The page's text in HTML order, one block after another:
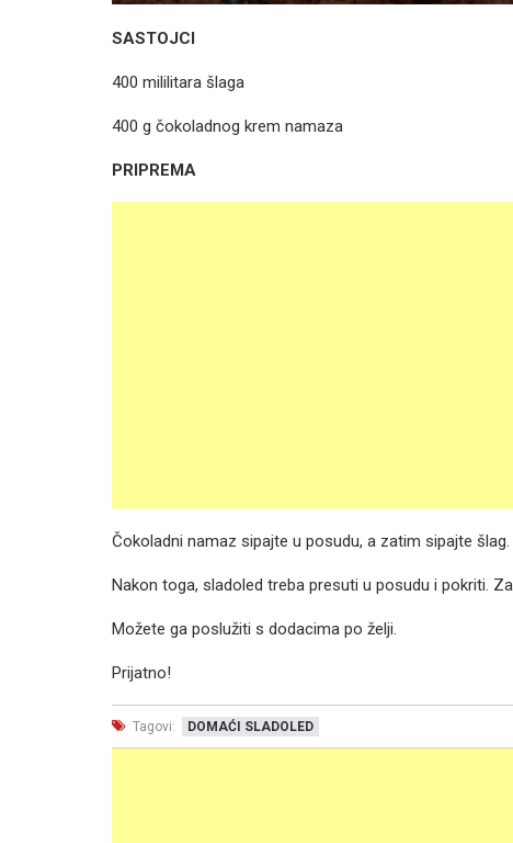
SASTOJCI
400 mililitara šlaga
400 g čokoladnog krem namaza
PRIPREMA
Čokoladni namaz sipajte u posudu, a zatim sipajte
Nakon toga, sladoled treba presuti u posudu i pokriti.
Možete ga poslužiti s dodacima po želji.
Prijatno!
Tagovi: DOMAĆI SLADOLED